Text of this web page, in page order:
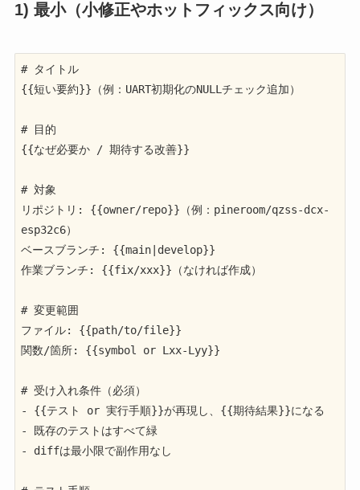
1) 最小（小修正やホットフィックス向け）
# タイトル
{{短い要約}}（例：UART初期化のNULLチェック追加）
# 目的
{{なぜ必要か / 期待する改善}}
# 対象
リポジトリ: {{owner/repo}}（例：pineroom/qzss-dcx-
esp32c6）
ベースブランチ: {{main|develop}}
作業ブランチ: {{fix/xxx}}（なければ作成）
# 変更範囲
ファイル: {{path/to/file}}
関数/箇所: {{symbol or Lxx-Lyy}}
# 受け入れ条件（必須）
- {{テスト or 実行手順}}が再現し、{{期待結果}}になる
- 既存のテストはすべて緑
- diffは最小限で副作用なし